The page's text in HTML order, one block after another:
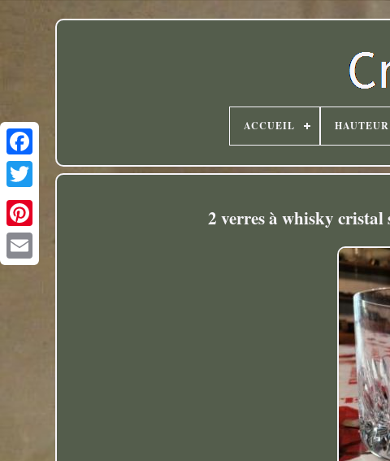
Twitter
ACCUEIL HAUTEUR
2 verres à whisky cristal